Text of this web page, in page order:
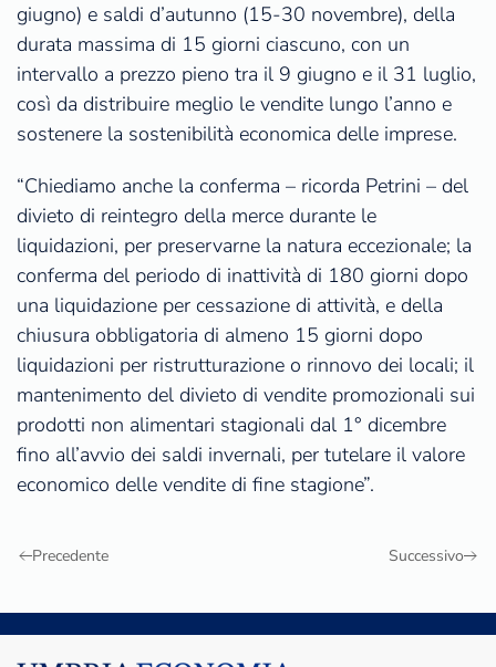
giugno) e saldi d’autunno (15-30 novembre), della
durata massima di 15 giorni ciascuno, con un
intervallo a prezzo pieno tra il 9 giugno e il 31 luglio,
così da distribuire meglio le vendite lungo l’anno e
sostenere la sostenibilità economica delle imprese.
“Chiediamo anche la conferma – ricorda Petrini – del
divieto di reintegro della merce durante le
liquidazioni, per preservarne la natura eccezionale; la
conferma del periodo di inattività di 180 giorni dopo
una liquidazione per cessazione di attività, e della
chiusura obbligatoria di almeno 15 giorni dopo
liquidazioni per ristrutturazione o rinnovo dei locali; il
mantenimento del divieto di vendite promozionali sui
prodotti non alimentari stagionali dal 1° dicembre
fino all’avvio dei saldi invernali, per tutelare il valore
economico delle vendite di fine stagione”.
Precedente Successivo